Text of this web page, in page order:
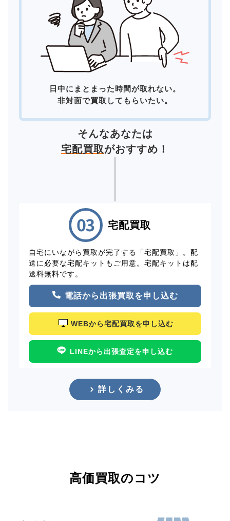
日中にまとまった時間が取れない。
非対面で買取してもらいたい。
そんなあなたは
宅配買取がおすすめ！
宅配買取
自宅にいながら買取が完了する「宅配買取」。配
送に必要な宅配キットもご用意。宅配キットは配
送料無料です。
電話から出張買取を申し込む
WEBから宅配買取を申し込む
LINEから出張査定を申し込む
詳しくみる
高価買取のコツ